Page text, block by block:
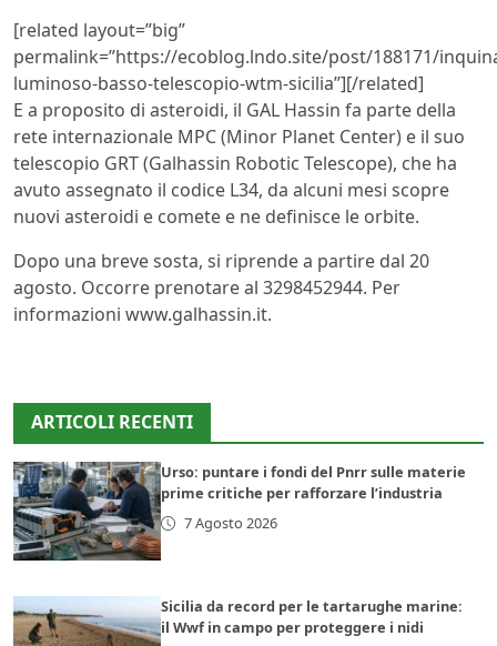
[related layout=”big”
permalink=”https://ecoblog.lndo.site/post/188171/
luminoso-basso-telescopio-wtm-sicilia”][/related]
E a proposito di asteroidi, il GAL Hassin fa parte della
rete internazionale MPC (Minor Planet Center) e il suo
telescopio GRT (Galhassin Robotic Telescope), che ha
avuto assegnato il codice L34, da alcuni mesi scopre
nuovi asteroidi e comete e ne definisce le orbite.
Dopo una breve sosta, si riprende a partire dal 20
agosto. Occorre prenotare al 3298452944. Per
informazioni www.galhassin.it.
ARTICOLI RECENTI
Urso: puntare i fondi del Pnrr sulle materie
prime critiche per rafforzare l’industria
7 Agosto 2026
Sicilia da record per le tartarughe marine:
il Wwf in campo per proteggere i nidi